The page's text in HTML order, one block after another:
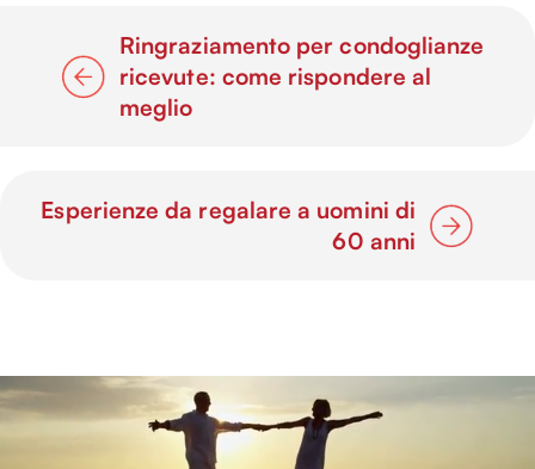
Ringraziamento per condoglianze
ricevute: come rispondere al
meglio
Esperienze da regalare a uomini di
60 anni